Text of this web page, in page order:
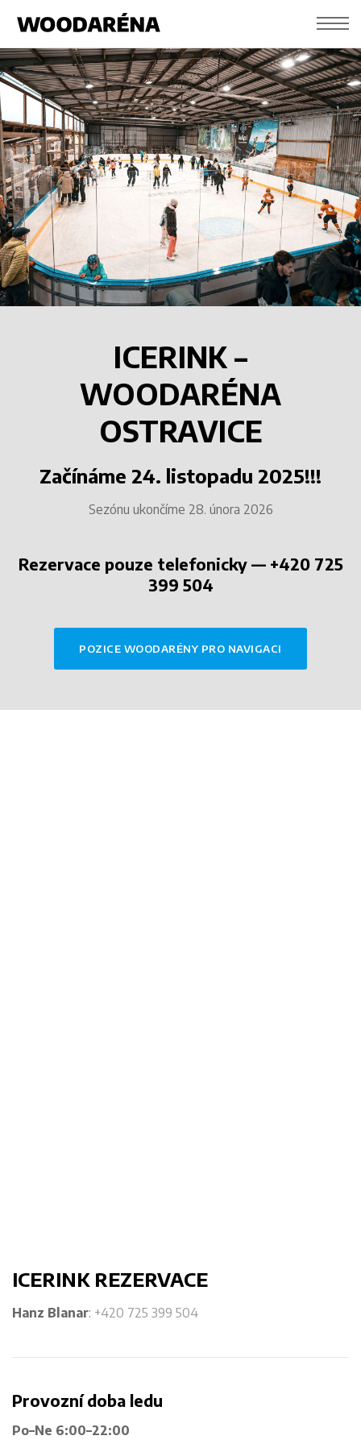
ICERINK –
WOODARÉNA
OSTRAVICE
Začínáme 24. listopadu 2025!!!
Sezónu ukončíme 28. února 2026
Rezervace pouze telefonicky — +420 725
399 504
POZICE WOODARÉNY PRO NAVIGACI
ICERINK REZERVACE
Hanz Blanar: +420 725 399 504
Provozní doba ledu
Po–Ne 6:00–22:00